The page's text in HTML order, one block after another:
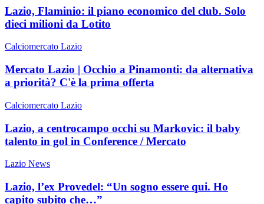
Lazio, Flaminio: il piano economico del club. Solo
dieci milioni da Lotito
Calciomercato Lazio
Mercato Lazio | Occhio a Pinamonti: da alternativa
a priorità? C'è la prima offerta
Calciomercato Lazio
Lazio, a centrocampo occhi su Markovic: il baby
talento in gol in Conference / Mercato
Lazio News
Lazio, l’ex Provedel: “Un sogno essere qui. Ho
capito subito che…”